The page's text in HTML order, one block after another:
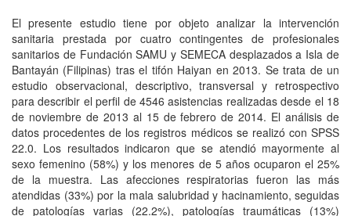
El presente estudio tiene por objeto analizar la intervención
sanitaria prestada por cuatro contingentes de profesionales
sanitarios de Fundación SAMU y SEMECA desplazados a Isla de
Bantayán (Filipinas) tras el tifón Haiyan en 2013. Se trata de un
estudio observacional, descriptivo, transversal y retrospectivo
para describir el perfil de 4546 asistencias realizadas desde el 18
de noviembre de 2013 al 15 de febrero de 2014. El análisis de
datos procedentes de los registros médicos se realizó con SPSS
22.0. Los resultados indicaron que se atendió mayormente al
sexo femenino (58%) y los menores de 5 años ocuparon el 25%
de la muestra. Las afecciones respiratorias fueron las más
atendidas (33%) por la mala salubridad y hacinamiento, seguidas
de patologías varias (22.2%), patologías traumáticas (13%)